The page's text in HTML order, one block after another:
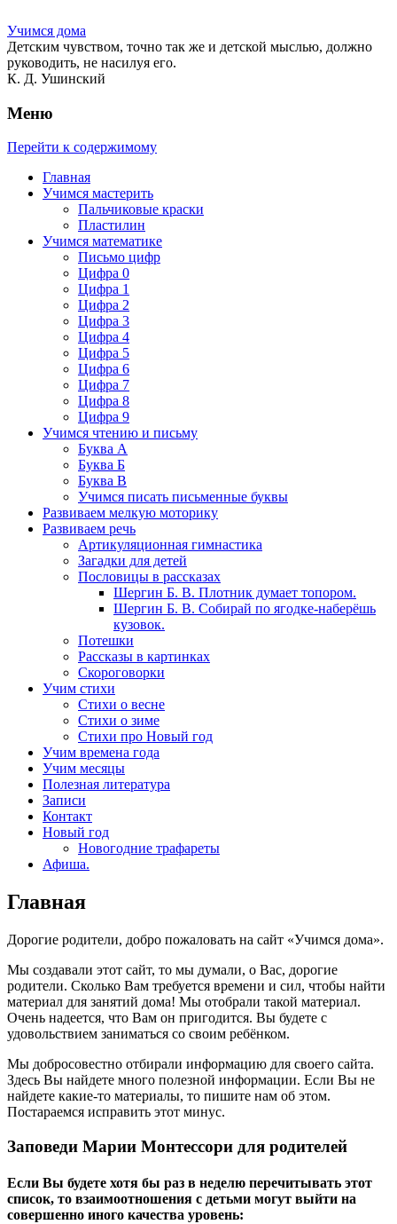
Учимся дома
Детским чувством, точно так же и детской мыслью, должно
руководить, не насилуя его.
К. Д. Ушинский
Меню
Перейти к содержимому
Главная
Учимся мастерить
Пальчиковые краски
Пластилин
Учимся математике
Письмо цифр
Цифра 0
Цифра 1
Цифра 2
Цифра 3
Цифра 4
Цифра 5
Цифра 6
Цифра 7
Цифра 8
Цифра 9
Учимся чтению и письму
Буква А
Буква Б
Буква В
Учимся писать письменные буквы
Развиваем мелкую моторику
Развиваем речь
Артикуляционная гимнастика
Загадки для детей
Пословицы в рассказах
Шергин Б. В. Плотник думает топором.
Шергин Б. В. Собирай по ягодке-наберёшь
кузовок.
Потешки
Рассказы в картинках
Скороговорки
Учим стихи
Стихи о весне
Стихи о зиме
Стихи про Новый год
Учим времена года
Учим месяцы
Полезная литература
Записи
Контакт
Новый год
Новогодние трафареты
Афиша.
Главная
Дорогие родители, добро пожаловать на сайт «Учимся дома».
Мы создавали этот сайт, то мы думали, о Вас, дорогие
родители. Сколько Вам требуется времени и сил, чтобы найти
материал для занятий дома! Мы отобрали такой материал.
Очень надеется, что Вам он пригодится. Вы будете с
удовольствием заниматься со своим ребёнком.
Мы добросовестно отбирали информацию для своего сайта.
Здесь Вы найдете много полезной информации. Если Вы не
найдете какие-то материалы, то пишите нам об этом.
Постараемся исправить этот минус.
Заповеди Марии Монтессори для родителей
Если Вы будете хотя бы раз в неделю перечитывать этот
список, то взаимоотношения с детьми могут выйти на
совершенно иного качества уровень: